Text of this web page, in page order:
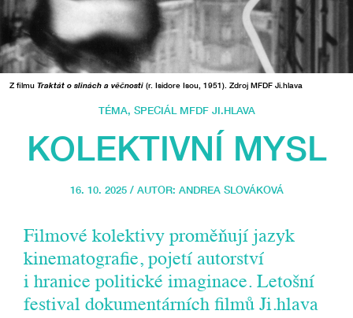
Z filmu Traktát o slinách a věčnosti (r. Isidore Isou, 1951). Zdroj MFDF Ji.hlava
TÉMA, SPECIÁL MFDF JI.HLAVA
KOLEKTIVNÍ MYSL
16. 10. 2025 / AUTOR: ANDREA SLOVÁKOVÁ
Filmové kolektivy proměňují jazyk
kinematografie, pojetí autorství
i hranice politické imaginace. Letošní
festival dokumentárních filmů Ji.hlava